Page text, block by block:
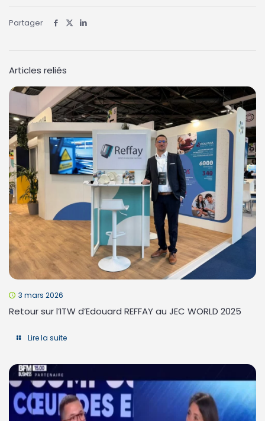
Partager
Articles reliés
3 mars 2026
Retour sur l’ITW d’Edouard REFFAY au JEC WORLD 2025
Lire la suite